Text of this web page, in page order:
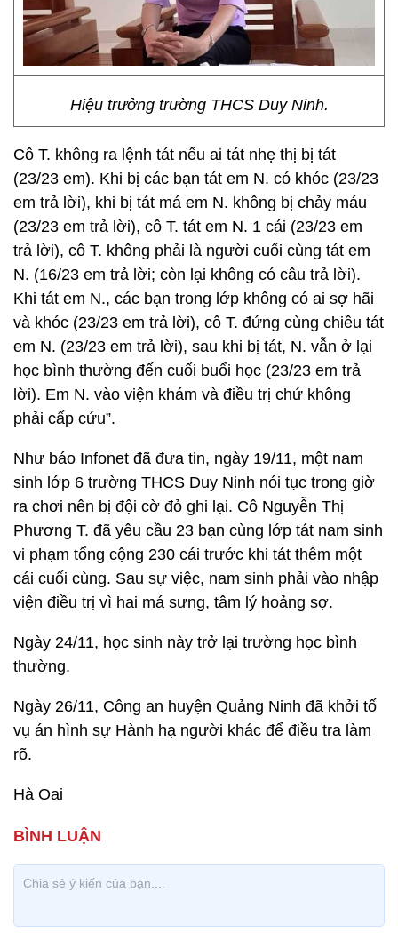
Hiệu trưởng trường THCS Duy Ninh.
Cô T. không ra lệnh tát nếu ai tát nhẹ thị bị tát
(23/23 em). Khi bị các bạn tát em N. có khóc (23/23
em trả lời), khi bị tát má em N. không bị chảy máu
(23/23 em trả lời), cô T. tát em N. 1 cái (23/23 em
trả lời), cô T. không phải là người cuối cùng tát em
N. (16/23 em trả lời; còn lại không có câu trả lời).
Khi tát em N., các bạn trong lớp không có ai sợ hãi
và khóc (23/23 em trả lời), cô T. đứng cùng chiều tát
em N. (23/23 em trả lời), sau khi bị tát, N. vẫn ở lại
học bình thường đến cuối buổi học (23/23 em trả
lời). Em N. vào viện khám và điều trị chứ không
phải cấp cứu”.
Như báo Infonet đã đưa tin, ngày 19/11, một nam
sinh lớp 6 trường THCS Duy Ninh nói tục trong giờ
ra chơi nên bị đội cờ đỏ ghi lại. Cô Nguyễn Thị
Phương T. đã yêu cầu 23 bạn cùng lớp tát nam sinh
vi phạm tổng cộng 230 cái trước khi tát thêm một
cái cuối cùng. Sau sự việc, nam sinh phải vào nhập
viện điều trị vì hai má sưng, tâm lý hoảng sợ.
Ngày 24/11, học sinh này trở lại trường học bình
thường.
Ngày 26/11, Công an huyện Quảng Ninh đã khởi tố
vụ án hình sự Hành hạ người khác để điều tra làm
rõ.
Hà Oai